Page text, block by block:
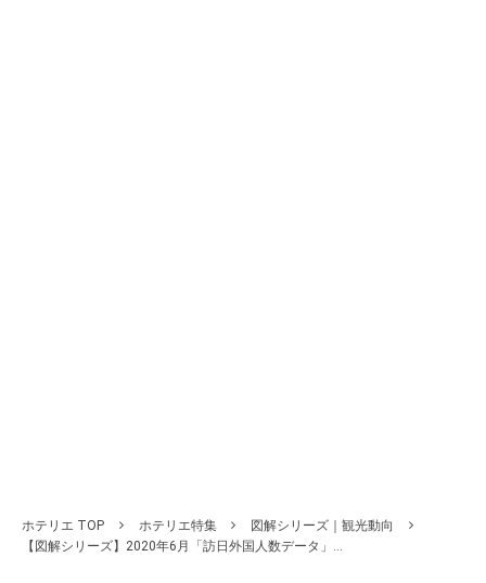
ホテリエ TOP ホテリエ特集
図解シリーズ｜観光動向
【図解シリーズ】2020年6月「訪日外国人数データ」...